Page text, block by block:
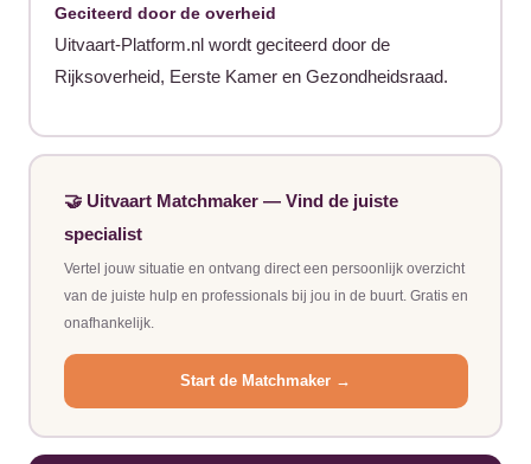
Geciteerd door de overheid
Uitvaart-Platform.nl wordt geciteerd door de
Rijksoverheid, Eerste Kamer en Gezondheidsraad.
🤝 Uitvaart Matchmaker — Vind de juiste
specialist
Vertel jouw situatie en ontvang direct een persoonlijk overzicht
van de juiste hulp en professionals bij jou in de buurt. Gratis en
onafhankelijk.
Start de Matchmaker →